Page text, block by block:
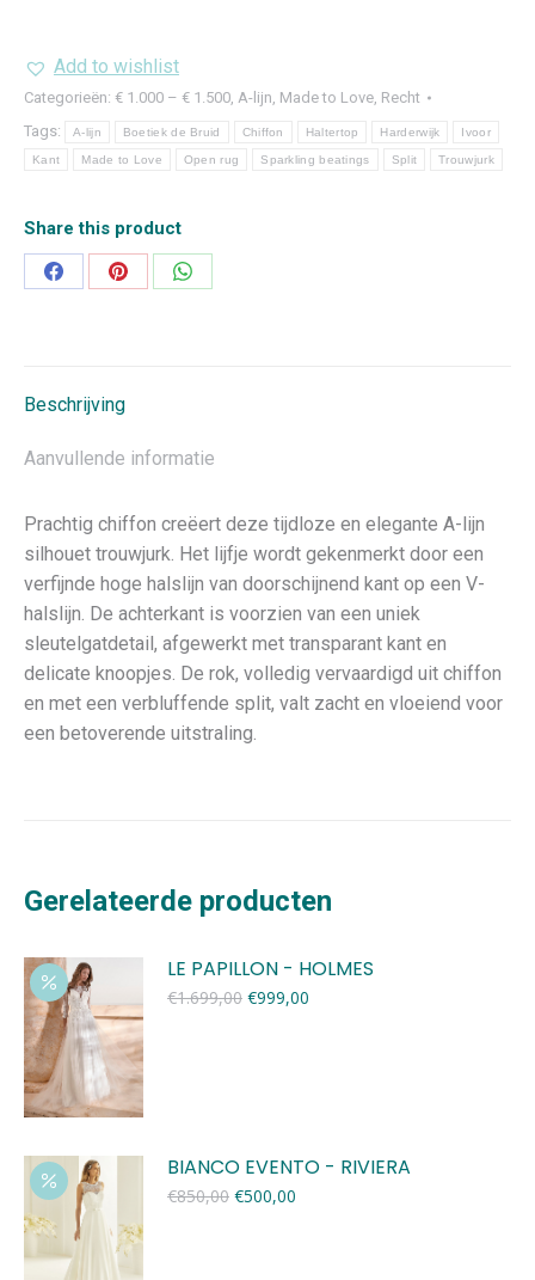
Add to wishlist
Categorieën: € 1.000 – € 1.500, A-lijn, Made to Love, Recht
Tags:
A-lijn Boetiek de Bruid Chiffon Haltertop Harderwijk Ivoor
Kant Made to Love Open rug Sparkling beatings Split Trouwjurk
Share this product
Deel
Deel
Deel
Beschrijving
Aanvullende informatie
Prachtig chiffon creëert deze tijdloze en elegante A-lijn
silhouet trouwjurk. Het lijfje wordt gekenmerkt door een
verfijnde hoge halslijn van doorschijnend kant op een V-
halslijn. De achterkant is voorzien van een uniek
sleutelgatdetail, afgewerkt met transparant kant en
delicate knoopjes. De rok, volledig vervaardigd uit chiffon
en met een verbluffende split, valt zacht en vloeiend voor
een betoverende uitstraling.
Gerelateerde producten
LE PAPILLON - HOLMES
€1.699,00 Oorspronkelijke
€999,00
BIANCO EVENTO - RIVIERA
€850,00 Oorspronkelijke
€500,00